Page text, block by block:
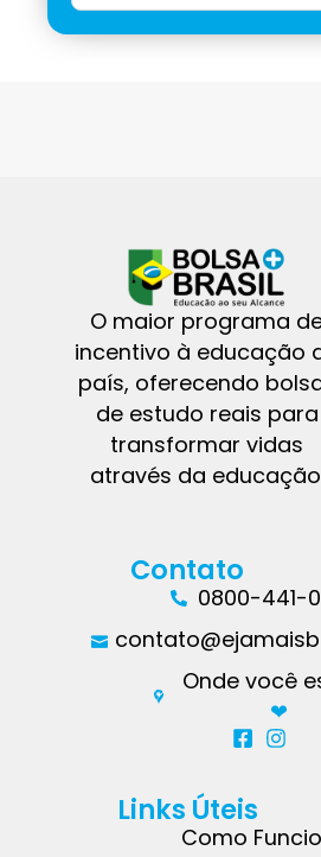
O maior programa
incentivo à educação
país, oferecendo
de estudo reais para
transformar vidas
através da
Contato
0800-441-
Onde você
❤︎
Links Úteis
Como